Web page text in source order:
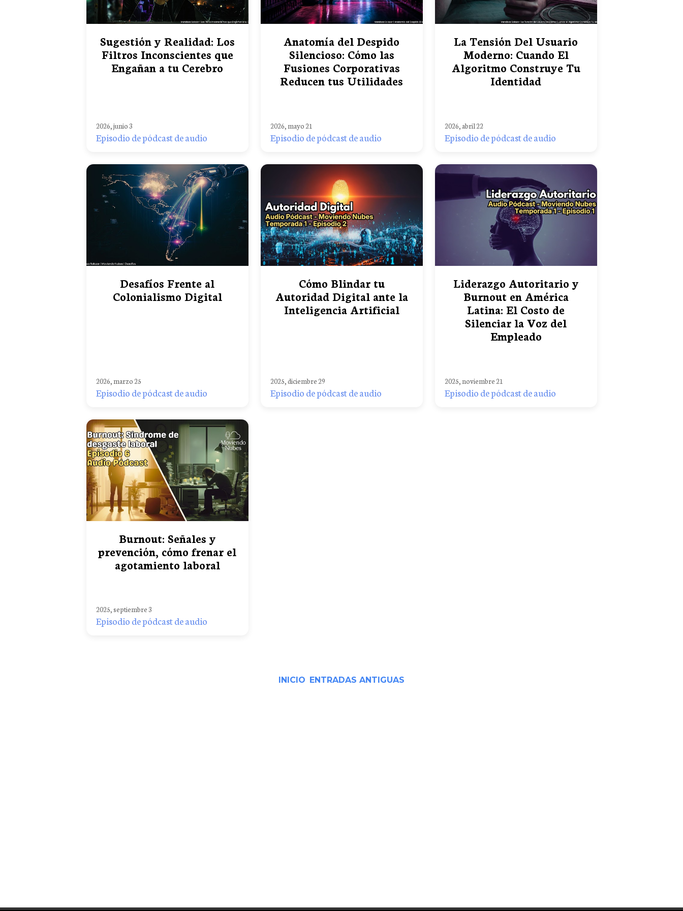
Sugestión y Realidad: Los
Filtros Inconscientes que
Engañan a tu Cerebro
2026, junio 3
Episodio de pódcast de audio
Anatomía del Despido
Silencioso: Cómo las
Fusiones Corporativas
Reducen tus Utilidades
2026, mayo 21
Episodio de pódcast de audio
La Tensión Del Usuario
Moderno: Cuando El
Algoritmo Construye Tu
Identidad
2026, abril 22
Episodio de pódcast de audio
Desafíos Frente al
Colonialismo Digital
2026, marzo 25
Episodio de pódcast de audio
Cómo Blindar tu
Autoridad Digital ante la
Inteligencia Artificial
2025, diciembre 29
Episodio de pódcast de audio
Liderazgo Autoritario y
Burnout en América
Latina: El Costo de
Silenciar la Voz del
Empleado
2025, noviembre 21
Episodio de pódcast de audio
Burnout: Señales y
prevención, cómo frenar el
agotamiento laboral
2025, septiembre 3
Episodio de pódcast de audio
ENTRADAS ANTIGUAS
INICIO